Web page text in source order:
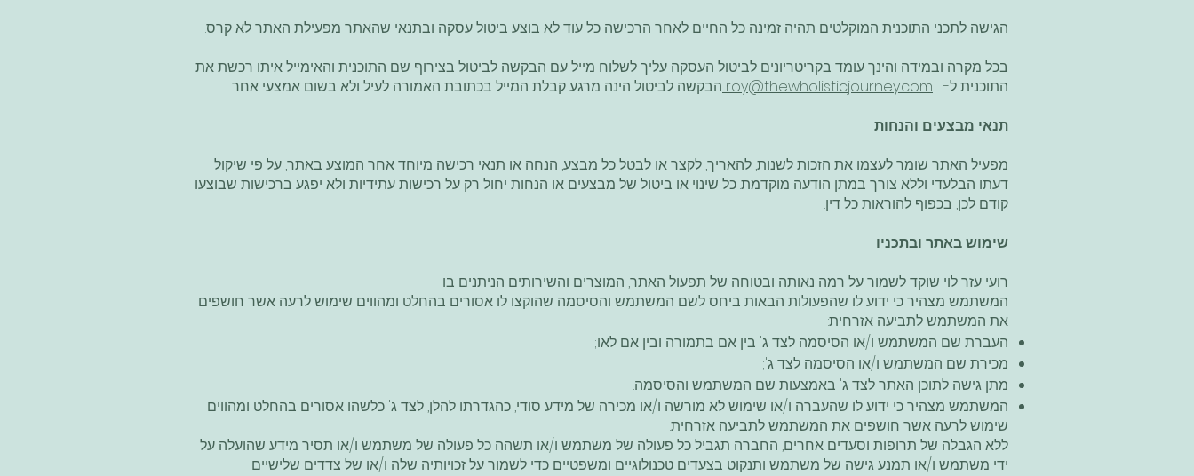
הגישה לתכני התוכנית המוקלטים תהיה זמינה כל החיים לאחר הרכישה כל עוד לא בוצע ביטול עסקה ובתנאי שהאתר מפעילת האתר לא קרס.
בכל מקרה ובמידה והינך עומד בקריטריונים לביטול העסקה עליך לשלוח מייל עם הבקשה לביטול בצירוף שם התוכנית והאימייל איתו רכשת את
התוכנית ל- roy@thewholisticjourney.com הבקשה לביטול הינה מרגע קבלת המייל בכתובת האמורה לעיל ולא בשום אמצעי אחר..
​תנאי מבצעים והנחות
מפעיל האתר שומר לעצמו את הזכות לשנות, להאריך, לקצר או לבטל כל מבצע, הנחה או תנאי רכישה מיוחד אחר המוצע באתר, על פי שיקול
דעתו הבלעדי וללא צורך במתן הודעה מוקדמת. כל שינוי או ביטול של מבצעים או הנחות יחול רק על רכישות עתידיות ולא יפגע ברכישות שבוצעו
קודם לכן, בכפוף להוראות כל דין.
שימוש באתר ובתכניו
רועי עזר לוי שוקד לשמור על רמה נאותה ובטוחה של תפעול האתר, המוצרים והשירותים הניתנים בו.
המשתמש מצהיר כי ידוע לו שהפעולות הבאות ביחס לשם המשתמש והסיסמה שהוקצו לו אסורים בהחלט ומהווים שימוש לרעה אשר חושפים
את המשתמש לתביעה אזרחית:
העברת שם המשתמש ו/או הסיסמה לצד ג' בין אם בתמורה ובין אם לאו;
מכירת שם המשתמש ו/או הסיסמה לצד ג';
מתן גישה לתוכן האתר לצד ג' באמצעות שם המשתמש והסיסמה.
המשתמש מצהיר כי ידוע לו שהעברה ו/או שימוש לא מורשה ו/או מכירה של מידע סודי, כהגדרתו להלן, לצד ג' כלשהו אסורים בהחלט ומהווים
שימוש לרעה אשר חושפים את המשתמש לתביעה אזרחית.
ללא הגבלה של תרופות וסעדים אחרים, החברה תגביל כל פעולה של משתמש ו/או תשהה כל פעולה של משתמש ו/או תסיר מידע שהועלה על
ידי משתמש ו/או תמנע גישה של משתמש ותנקוט בצעדים טכנולוגיים ומשפטיים כדי לשמור על זכויותיה שלה ו/או של צדדים שלישיים.